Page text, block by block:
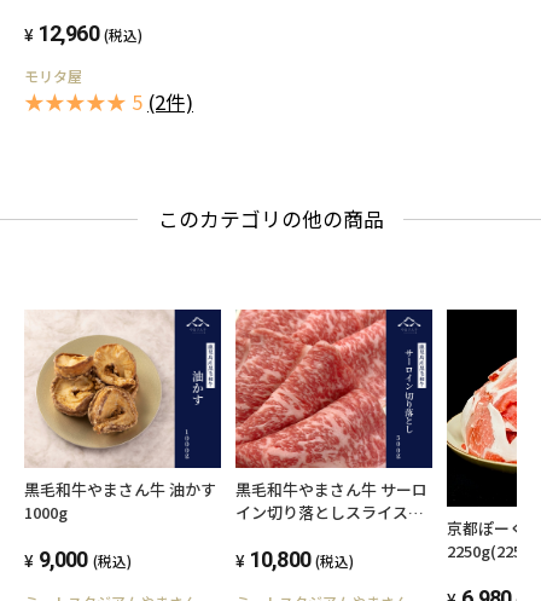
12,960 (税込)
モリタ屋
★★★★★ 5 (2件)
このカテゴリの他の商品
黒毛和牛やまさん牛 油かす
1000g
9,000 (税込)
黒毛和牛やまさん牛 サーロ
イン切り落としスライス
10,800 (税込)
京都ぽーく